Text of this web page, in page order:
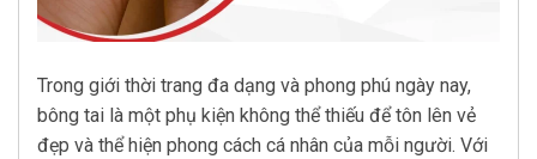
Trong giới thời trang đa dạng và phong phú ngày nay,
bông tai là một phụ kiện không thể thiếu để tôn lên vẻ
đẹp và thể hiện phong cách cá nhân của mỗi người. Với